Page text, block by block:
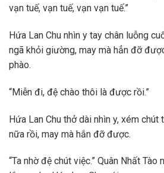
vạn tuế, vạn tuế, vạn vạn tuế.”
Hứa Lan Chu nhìn y tay chân luỗng
ngã khỏi giường, may mà hẳn đỡ
phào.
“Miễn đi, đệ chào thôi là được rồi.”
Hứa Lan Chu thở dài nhìn y, xém chút
nữa rồi, may mà hắn đỡ được.
“Ta nhờ đệ chút việc.” Quân Nhất